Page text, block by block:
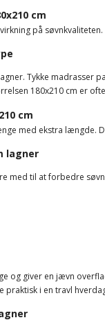
cm
på
Tykke
180x210 cm er
cm
med ekstra længde.
lagner
med til at forbedre
og giver en jævn
i en travl